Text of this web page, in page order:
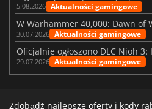
5.08.2026 Aktualności gamingowe
30.07.2026 Aktualności gamingowe
Oficjalnie ogłoszono DLC Nioh 3:
29.07.2026 Aktualności gamingowe
Zdobądź najlepsze oferty i kody